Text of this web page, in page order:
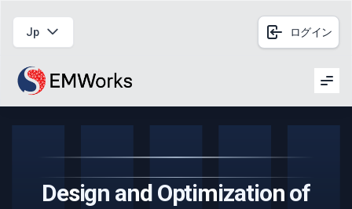
Jp ログイン
Design and Optimization of